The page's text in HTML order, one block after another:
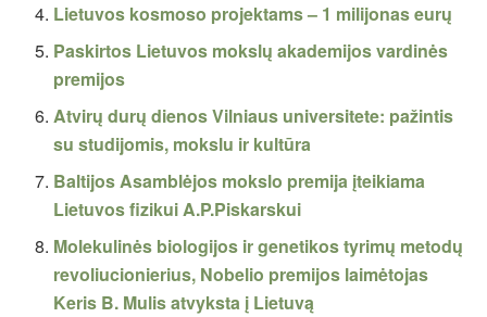
Lietuvos kosmoso projektams – 1 milijonas eurų
Paskirtos Lietuvos mokslų akademijos vardinės
premijos
Atvirų durų dienos Vilniaus universitete: pažintis
su studijomis, mokslu ir kultūra
Baltijos Asamblėjos mokslo premija įteikiama
Lietuvos fizikui A.P.Piskarskui
Molekulinės biologijos ir genetikos tyrimų metodų
revoliucionierius, Nobelio premijos laimėtojas
Keris B. Mulis atvyksta į Lietuvą